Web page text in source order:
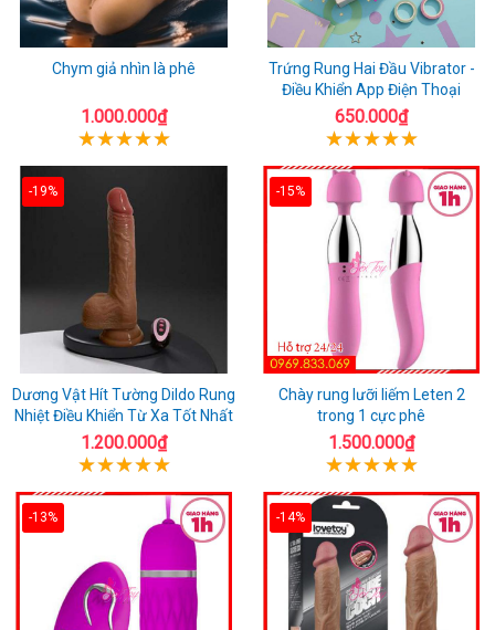
Chym giả nhìn là phê
1.000.000₫
Trứng Rung Hai Đầu Vibrator -
Điều Khiển App Điện Thoại
650.000₫
-19%
Dương Vật Hít Tường Dildo Rung
Nhiệt Điều Khiển Từ Xa Tốt Nhất
1.200.000₫
-15%
Chày rung lưỡi liếm Leten 2
trong 1 cực phê
1.500.000₫
-13% -14%